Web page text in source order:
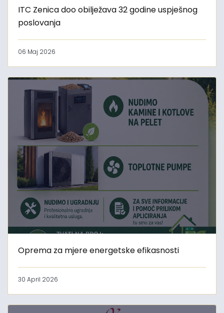
ITC Zenica doo obilježava 32 godine uspješnog
poslovanja
06 Maj 2026
Oprema za mjere energetske efikasnosti
30 April 2026